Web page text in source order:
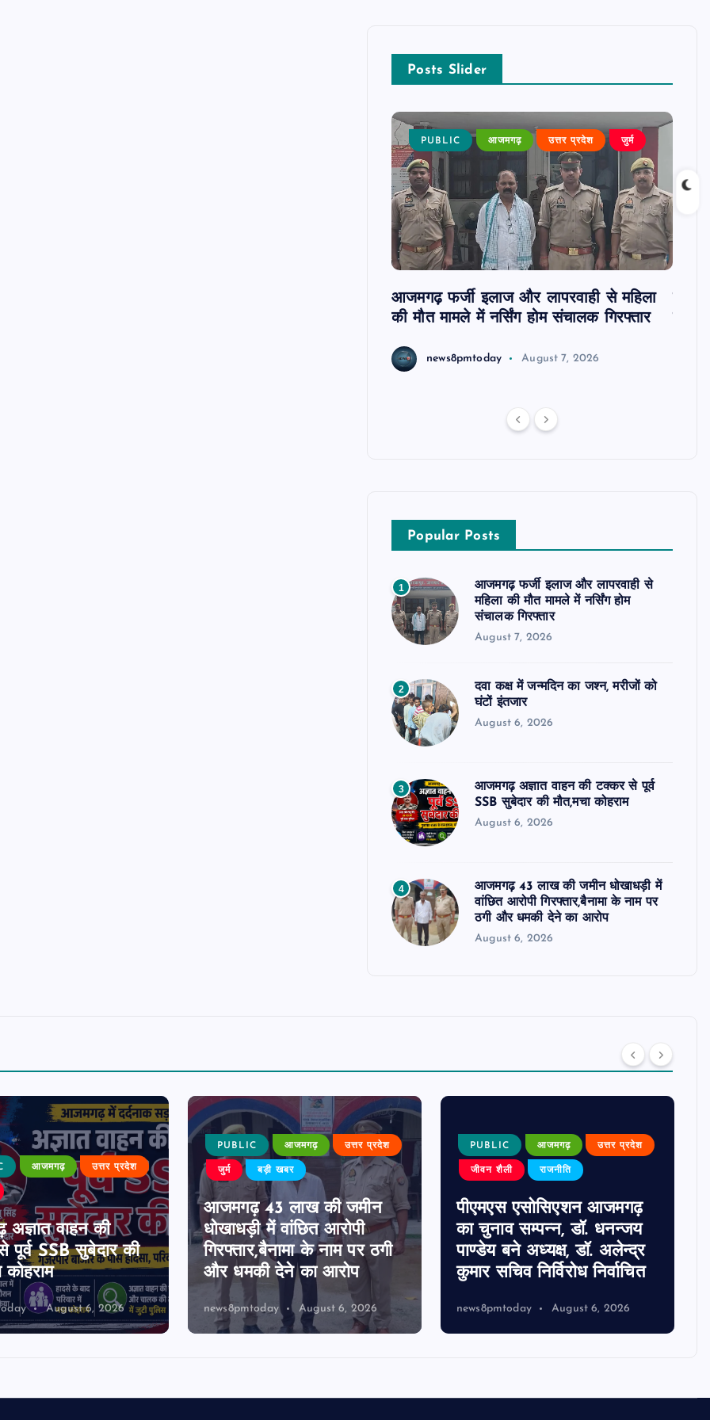
Posts Slider
PUBLIC आजमगढ़ उत्तर प्रदेश जुर्म
आजमगढ़ फर्जी इलाज और लापरवाही से महिला
की मौत मामले में नर्सिंग होम संचालक गिरफ्तार
news8pmtoday August 7, 2026
Popular Posts
1
आजमगढ़ फर्जी इलाज और लापरवाही से
महिला की मौत मामले में नर्सिंग होम
संचालक गिरफ्तार
August 7, 2026
2
दवा कक्ष में जन्मदिन का जश्न, मरीजों को
घंटों इंतजार
August 6, 2026
3
आजमगढ़ अज्ञात वाहन की टक्कर से पूर्व
SSB सुबेदार की मौत,मचा कोहराम
August 6, 2026
4
आजमगढ़ 43 लाख की जमीन धोखाधड़ी में
वांछित आरोपी गिरफ्तार,बैनामा के नाम पर
ठगी और धमकी देने का आरोप
August 6, 2026
आजमगढ़ उत्तर प्रदेश
वाहन की
पूर्व SSB सुबेदार की
कोहराम
August 6, 2026
PUBLIC आजमगढ़ उत्तर प्रदेश
जुर्म बड़ी खबर
आजमगढ़ 43 लाख की जमीन
धोखाधड़ी में वांछित आरोपी
गिरफ्तार,बैनामा के नाम पर ठगी
और धमकी देने का आरोप
news8pmtoday August 6, 2026
PUBLIC आजमगढ़ उत्तर प्रदेश
जीवन शैली राजनीति
पीएमएस एसोसिएशन आजमगढ़
का चुनाव सम्पन्न, डॉ. धनन्जय
पाण्डेय बने अध्यक्ष, डॉ. अलेन्द्र
कुमार सचिव निर्विरोध निर्वाचित
news8pmtoday August 6, 2026